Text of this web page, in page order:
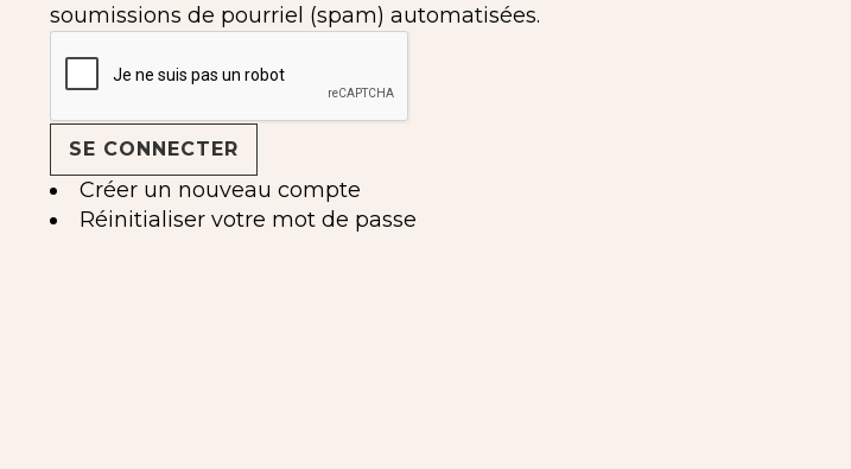
soumissions de pourriel (spam) automatisées.
Créer un nouveau compte
Réinitialiser votre mot de passe